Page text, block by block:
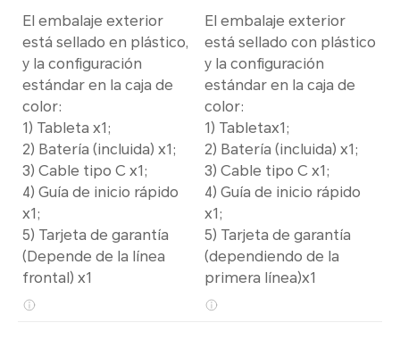
El embalaje exterior
está sellado en plástico,
y la configuración
estándar en la caja de
color:
1) Tableta x1;
2) Batería (incluida) x1;
3) Cable tipo C x1;
4) Guía de inicio rápido
x1;
5) Tarjeta de garantía
(Depende de la línea
frontal) x1
El embalaje exterior
está sellado con plástico
y la configuración
estándar en la caja de
color:
1) Tabletax1;
2) Batería (incluida) x1;
3) Cable tipo C x1;
4) Guía de inicio rápido
x1;
5) Tarjeta de garantía
(dependiendo de la
primera línea)x1